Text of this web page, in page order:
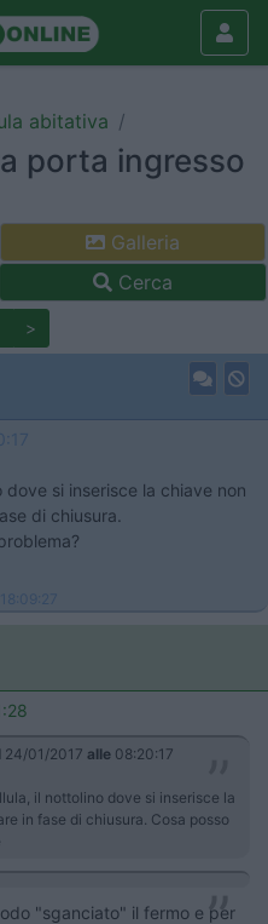
abitativa
porta ingresso
Galleria
Cerca
>
si inserisce la chiave non
di chiusura.
24/01/2017 alle 08:20:17
il nottolino dove si inserisce la
in fase di chiusura. Cosa posso
"sganciato" il fermo e per